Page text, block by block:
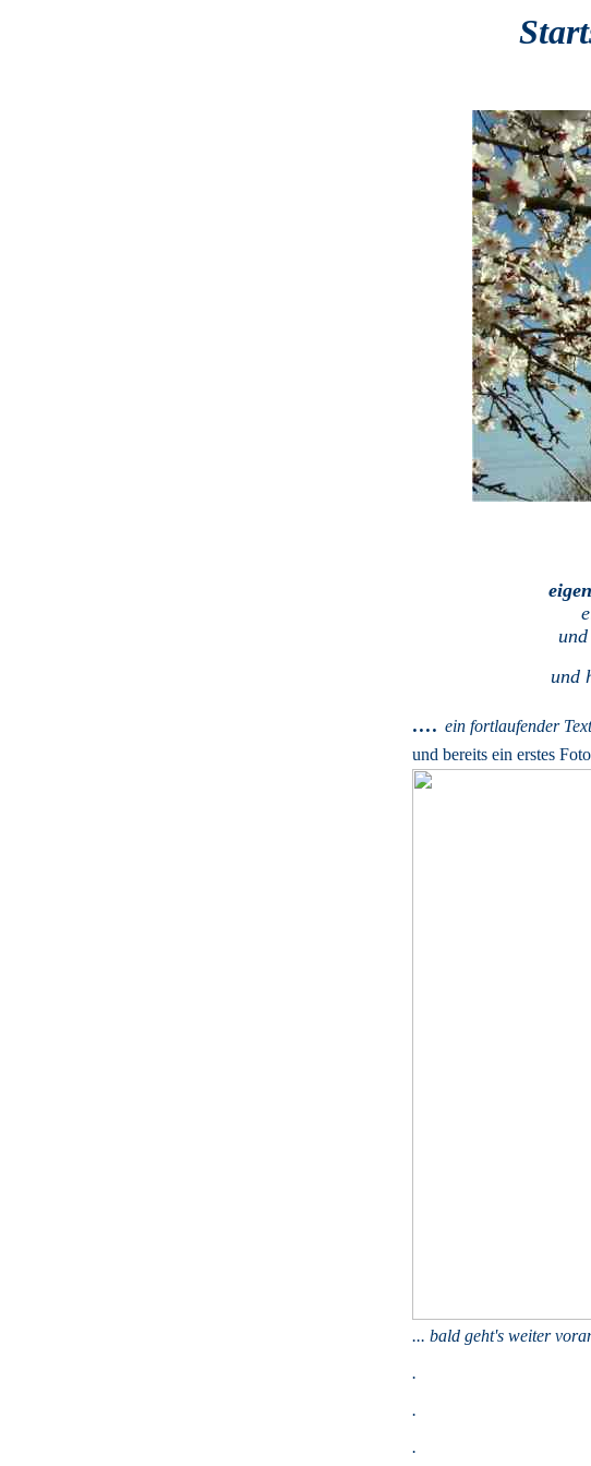
und
.... ein fortlaufender
und bereits ein erstes Foto
... bald geht's weiter
.
.
.